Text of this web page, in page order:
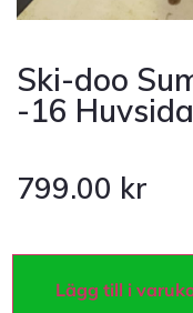
Ski-doo
-16
799.00 kr
Lägg till i